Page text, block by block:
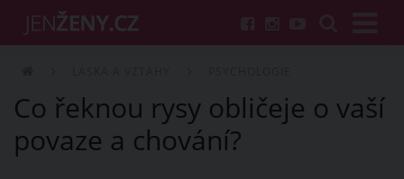
Co řeknou rysy obličeje o vaší
povaze a chování?